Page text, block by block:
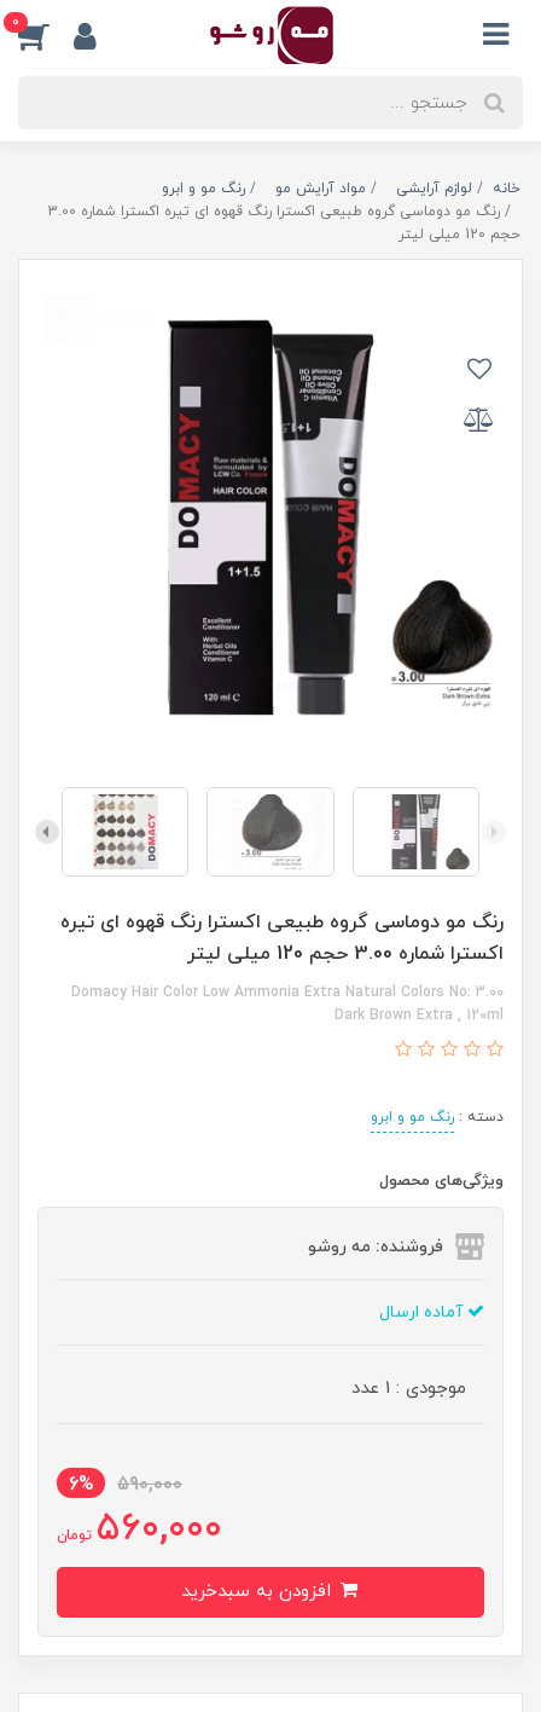
0
خانه لوازم آرایشی مواد آرایش مو
رنگ مو و ابرو
رنگ مو دوماسی گروه طبیعی اکسترا رنگ قهوه ای تیره اکسترا شماره 3.00
حجم 120 میلی لیتر
رنگ مو دوماسی گروه طبیعی اکسترا رنگ قهوه ای تیره
اکسترا شماره 3.00 حجم 120 میلی لیتر
Domacy Hair Color Low Ammonia Extra Natural Colors No: 3.00
Dark Brown Extra , 120ml
دسته : رنگ مو و ابرو
ویژگی‌های محصول
فروشنده: مه رو‌شو
آماده ارسال
موجودی : 1 عدد
590,000
6%
560,000 تومان